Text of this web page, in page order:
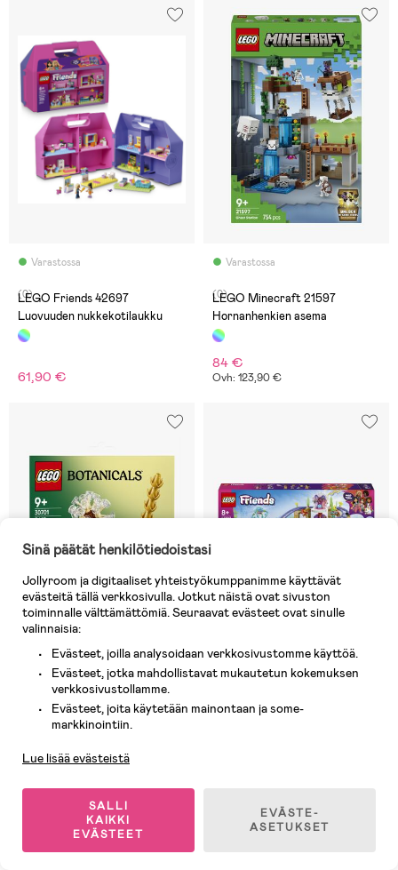
Varastossa
(0)
LEGO Friends 42697
Luovuuden nukkekotilaukku
61,90 €
Varastossa
(0)
LEGO Minecraft 21597
Hornanhenkien asema
84 €
Ovh: 123,90 €
Varastossa
LEGO Botanicals 30701
Niittykukat
4,90 €
Varastossa
LEGO Friends 42703
1
Sinä päätät henkilötiedoistasi
Jollyroom ja digitaaliset yhteistyökumppanimme käyttävät
evästeitä tällä verkkosivulla. Jotkut näistä ovat sivuston
toiminnalle välttämättömiä. Seuraavat evästeet ovat sinulle
valinnaisia:
Evästeet, joilla analysoidaan verkkosivustomme käyttöä.
Evästeet, jotka mahdollistavat mukautetun kokemuksen
verkkosivustollamme.
Evästeet, joita käytetään mainontaan ja some-
markkinointiin.
Lue lisää evästeistä
SALLI
KAIKKI
EVÄSTEET
EVÄSTE-
ASETUKSET